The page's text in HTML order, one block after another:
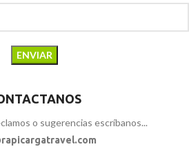
o sugerencias escríbanos...